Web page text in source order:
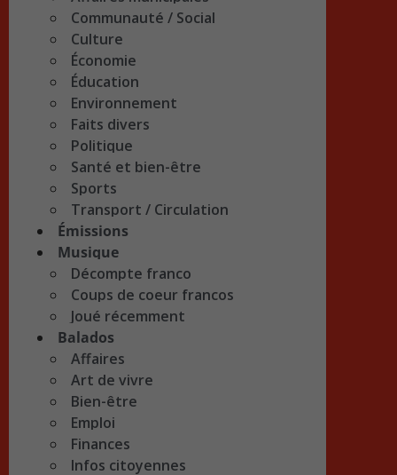
Communauté / Social
Culture
Économie
Éducation
Environnement
Faits divers
Politique
Santé et bien-être
Sports
Transport / Circulation
Émissions
Musique
Décompte franco
Coups de coeur francos
Joué récemment
Balados
Affaires
Art de vivre
Bien-être
Emploi
Finances
Infos citoyennes